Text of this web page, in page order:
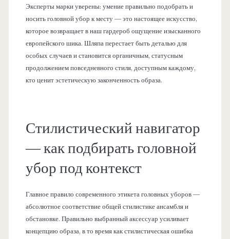
Эксперты марки уверены: умение правильно подобрать и
носить головной убор к месту — это настоящее искусство,
которое возвращает в наш гардероб ощущение изысканного
европейского шика. Шляпа перестает быть деталью для
особых случаев и становится органичным, статусным
продолжением повседневного стиля, доступным каждому,
кто ценит эстетическую законченность образа.
Стилистический навигатор
— как подбирать головной
убор под контекст
Главное правило современного этикета головных уборов —
абсолютное соответствие общей стилистике ансамбля и
обстановке. Правильно выбранный аксессуар усиливает
концепцию образа, в то время как стилистическая ошибка